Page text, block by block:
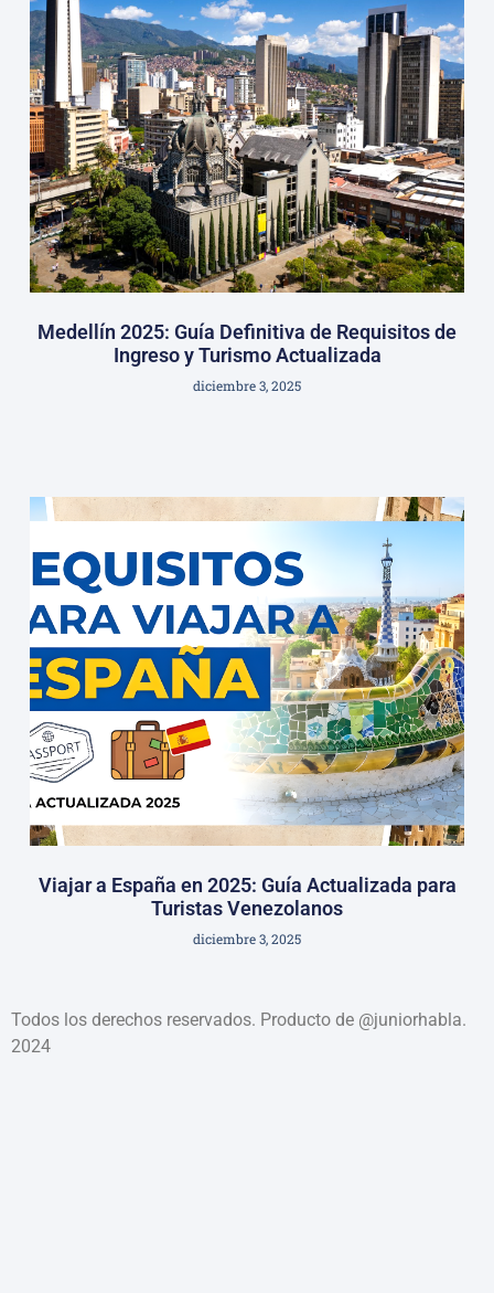
Medellín 2025: Guía Definitiva de Requisitos de
Ingreso y Turismo Actualizada
diciembre 3, 2025
Viajar a España en 2025: Guía Actualizada para
Turistas Venezolanos
diciembre 3, 2025
Todos los derechos reservados. Producto de @juniorhabla.
2024